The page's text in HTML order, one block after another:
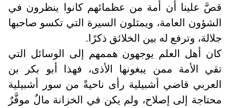
قصَّ علينا أن أمة من عظمائهم كانوا ينظرون في
الشؤون العامة، ويمثلون السيرة التي تكسو صاحبها
جلالة، وترفع له بين الخلائق ذكرًا .
كان أهل العلم يوجهون هممهم إلى الوسائل التي
تقي الأمة ممن يبغونها الأذى، فهذا أبو بكر بن
العربي قاضي أشبيلية رأى ناحيةً من سور أشبيلية
محتاجة إلى إصلاح، ولم يكن في الخزانة مالٌ موفَّرٌ